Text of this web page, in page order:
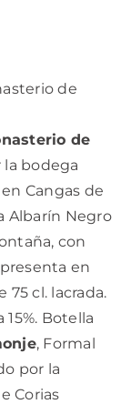
de
de
la bodega
Cangas de
Albarín Negro
con
en
cl. lacrada.
Botella
, Formal
por la
Corias